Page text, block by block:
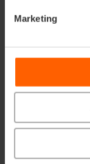
Marketing
Tienda